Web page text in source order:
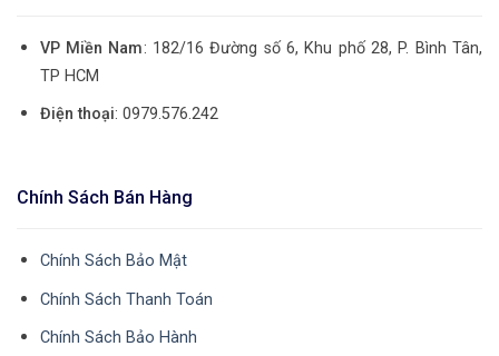
VP Miền Nam: 182/16 Đường số 6, Khu phố 28, P. Bình Tân,
TP HCM
Điện thoại: 0979.576.242
Chính Sách Bán Hàng
Chính Sách Bảo Mật
Chính Sách Thanh Toán
Chính Sách Bảo Hành